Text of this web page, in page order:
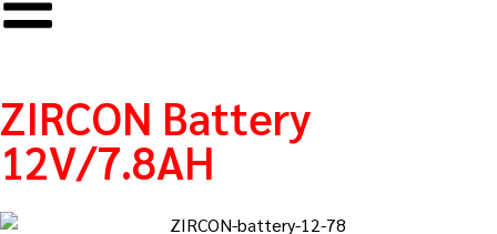
ZIRCON Battery
12V/7.8AH